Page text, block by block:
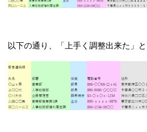
以下の通り、「上手く調整出来た」と